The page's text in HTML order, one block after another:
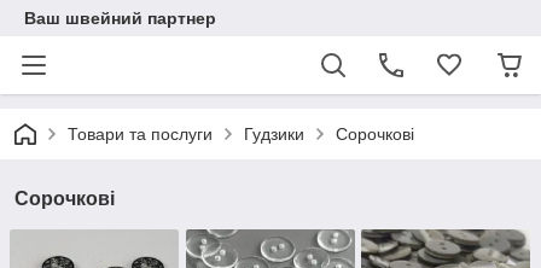
Ваш швейний партнер
Товари та послуги Гудзики Сорочкові
Сорочкові